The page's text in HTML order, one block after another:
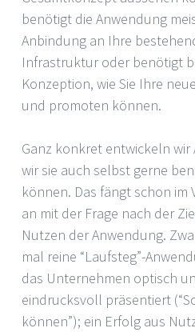
benötigt die Anwendung
Anbindung an Ihre
Infrastruktur oder benötigt
Konzeption, wie Sie Ihre
und promoten können.
Ganz konkret entwickeln wir
wir sie auch selbst gerne
können. Das fängt schon im
an mit der Frage nach der
Nutzen der Anwendung.
mal reine “Laufsteg”-
das Unternehmen optisch
eindrucksvoll präsentiert
können”); ein Erfolg aus